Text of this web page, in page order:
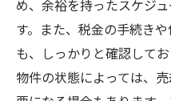
め、余裕を持ったスケジ
す。また、税金の手続き
も、しっかりと確認して
物件の状態によっては、